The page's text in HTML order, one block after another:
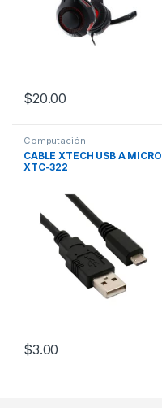
$20.00
Computación
CABLE XTECH USB A MICRO
XTC-322
$3.00